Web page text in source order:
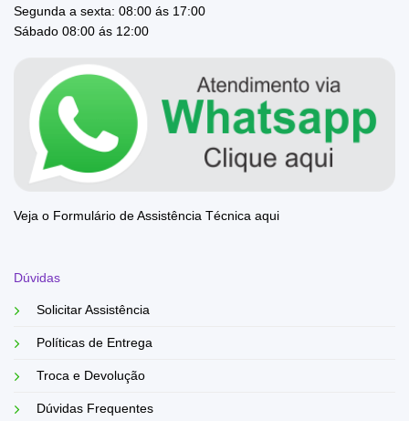
Segunda a sexta: 08:00 ás 17:00
Sábado 08:00 ás 12:00
Veja o Formulário de Assistência Técnica aqui
Dúvidas
Solicitar Assistência
Políticas de Entrega
Troca e Devolução
Dúvidas Frequentes